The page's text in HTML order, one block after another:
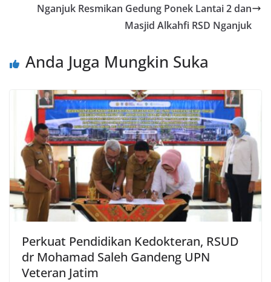
Nganjuk Resmikan Gedung Ponek Lantai 2 dan
Masjid Alkahfi RSD Nganjuk
Anda Juga Mungkin Suka
Perkuat Pendidikan Kedokteran, RSUD
dr Mohamad Saleh Gandeng UPN
Veteran Jatim